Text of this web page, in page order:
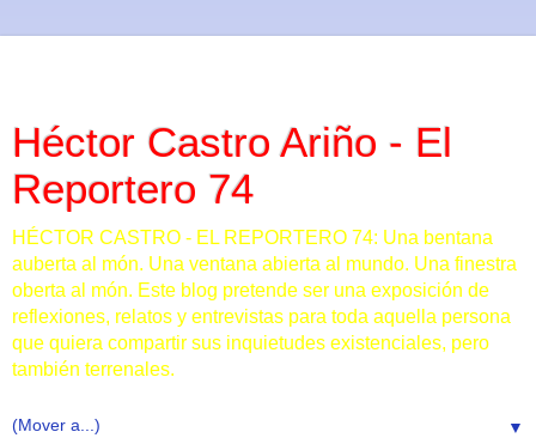
Héctor Castro Ariño - El
Reportero 74
HÉCTOR CASTRO - EL REPORTERO 74: Una bentana
auberta al món. Una ventana abierta al mundo. Una finestra
oberta al món. Este blog pretende ser una exposición de
reflexiones, relatos y entrevistas para toda aquella persona
que quiera compartir sus inquietudes existenciales, pero
también terrenales.
▼